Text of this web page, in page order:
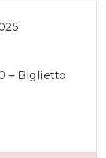
– Biglietto